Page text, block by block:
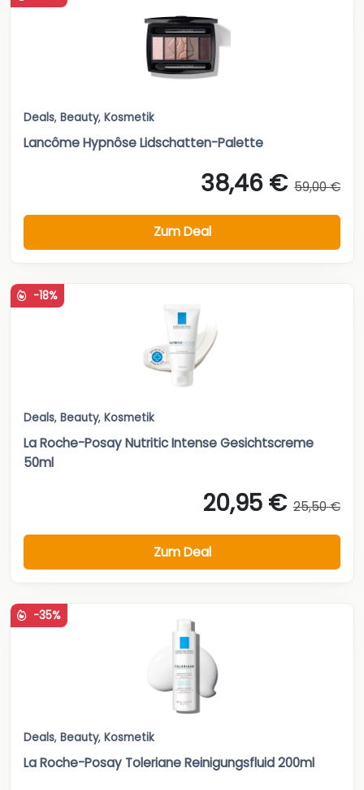
Deals, Beauty, Kosmetik
Lancôme Hypnôse Lidschatten-Palette
38,46 € 59,00 €
Zum Deal
-18%
Deals, Beauty, Kosmetik
La Roche-Posay Nutritic Intense Gesichtscreme
50ml
20,95 € 25,50 €
Zum Deal
-35%
Deals, Beauty, Kosmetik
La Roche-Posay Toleriane Reinigungsfluid 200ml